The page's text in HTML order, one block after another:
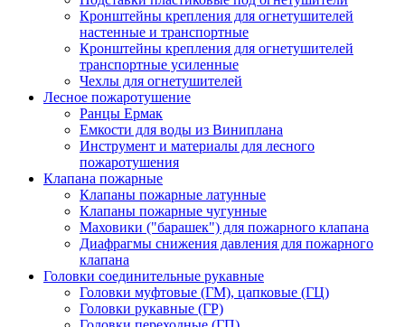
Кронштейны крепления для огнетушителей
настенные и транспортные
Кронштейны крепления для огнетушителей
транспортные усиленные
Чехлы для огнетушителей
Лесное пожаротушение
Ранцы Ермак
Емкости для воды из Виниплана
Инструмент и материалы для лесного
пожаротушения
Клапана пожарные
Клапаны пожарные латунные
Клапаны пожарные чугунные
Маховики ("барашек") для пожарного клапана
Диафрагмы снижения давления для пожарного
клапана
Головки соединительные рукавные
Головки муфтовые (ГМ), цапковые (ГЦ)
Головки рукавные (ГР)